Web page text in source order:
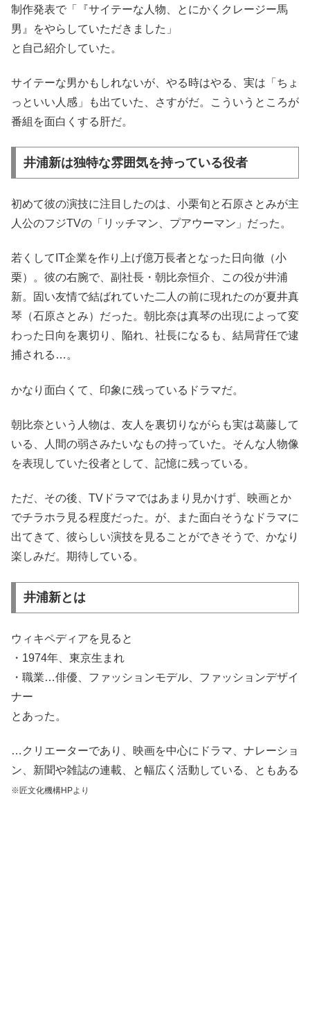
制作発表で「『サイテーな人物、とにかくクレージー馬
男』をやらしていただきました」
と自己紹介していた。
サイテーな男かもしれないが、やる時はやる、実は「ちょ
っといい人感」も出ていた、さすがだ。こういうところが
番組を面白くする肝だ。
井浦新は独特な雰囲気を持っている役者
初めて彼の演技に注目したのは、小栗旬と石原さとみが主
人公のフジTVの「リッチマン、プアウーマン」だった。
若くしてIT企業を作り上げ億万長者となった日向徹（小
栗）。彼の右腕で、副社長・朝比奈恒介、この役が井浦
新。固い友情で結ばれていた二人の前に現れたのが夏井真
琴（石原さとみ）だった。朝比奈は真琴の出現によって変
わった日向を裏切り、陥れ、社長になるも、結局背任で逮
捕される…。
かなり面白くて、印象に残っているドラマだ。
朝比奈という人物は、友人を裏切りながらも実は葛藤して
いる、人間の弱さみたいなもの持っていた。そんな人物像
を表現していた役者として、記憶に残っている。
ただ、その後、TVドラマではあまり見かけず、映画とか
でチラホラ見る程度だった。が、また面白そうなドラマに
出てきて、彼らしい演技を見ることができそうで、かなり
楽しみだ。期待している。
井浦新とは
ウィキペディアを見ると
・1974年、東京生まれ
・職業…俳優、ファッションモデル、ファッションデザイ
ナー
とあった。
…クリエーターであり、映画を中心にドラマ、ナレーショ
ン、新聞や雑誌の連載、と幅広く活動している、ともある
※匠文化機構HPより